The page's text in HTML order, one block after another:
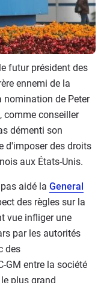
futur président des
ennemi de la
nomination de Peter
comme conseiller
démenti son
d'imposer des droits
aux États-Unis.
aidé la General
des règles sur la
vue infliger une
par les autorités
des
GM entre la société
plus grand